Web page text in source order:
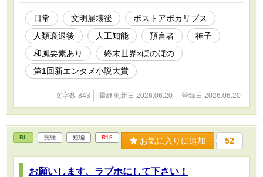
の例外を除いて安楽死処置をさせられて、遺伝
子というのを残して灰になる。その遺伝子か
ら、神子の一族が不思議な力で新たな赤子を里
にもたらす。それが常識だ。その日も普通に過
ごしていたある日、イワレは神子一族の子ども
であるカヨミと出会う。※終末×ほのぼの×和
（庶民は弥生、一部は平安頃の文化）のお話で
す。ほのぼのエンドです（世界観が世界観です
ので大団円ということはないですが、個人的に
はハッピーエンドだと思ってます）
日常 文明崩壊後
ポストアポカリプス
人類衰退後
人工知能 預言者
神子
和風要素あり
終末世界×ほのぼの
第1回新エンタメ小説大賞
文字数 843 最終更新日 2026.06.20 登録日 2026.06.20
BL 完結 短編 R18 お気に入りに追加 52
お願いします、ラブホにして下さい！